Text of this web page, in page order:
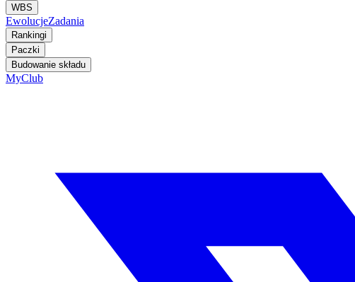
WBS
EwolucjeZadania
Rankingi
Paczki
Budowanie składu
MyClub